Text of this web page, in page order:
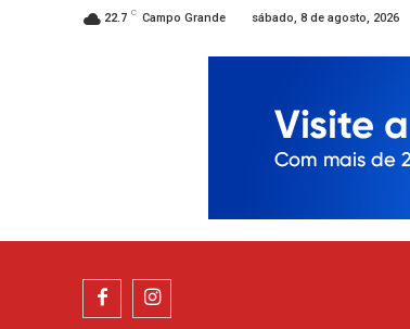
22.7 C Campo Grande sábado, 8 de agosto, 2026